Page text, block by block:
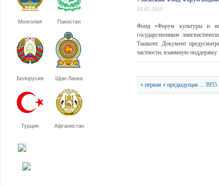
Монголия Пакистан
Белорусия Шри-Ланка
Турция Афганистан
24.05.2010
Фонд «Форум культуры и
государственным
Ташкент. Документ
частности, взаимную поддержку
« первая « предыдущая ... 3955